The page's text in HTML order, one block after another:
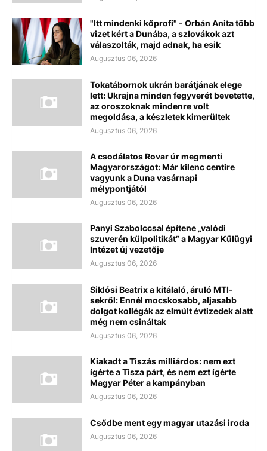
"Itt mindenki kőprofi" - Orbán Anita több
vizet kért a Dunába, a szlovákok azt
válaszolták, majd adnak, ha esik
Augusztus 06, 2026
Tokatábornok ukrán barátjának elege
lett: Ukrajna minden fegyverét bevetette,
az oroszoknak mindenre volt
megoldása, a készletek kimerültek
Augusztus 06, 2026
A csodálatos Rovar úr megmenti
Magyarországot: Már kilenc centire
vagyunk a Duna vasárnapi
mélypontjától
Augusztus 06, 2026
Panyi Szabolccsal építene „valódi
szuverén külpolitikát” a Magyar Külügyi
Intézet új vezetője
Augusztus 06, 2026
Siklósi Beatrix a kitálaló, áruló MTI-
sekről: Ennél mocskosabb, aljasabb
dolgot kollégák az elmúlt évtizedek alatt
még nem csináltak
Augusztus 06, 2026
Kiakadt a Tiszás milliárdos: nem ezt
ígérte a Tisza párt, és nem ezt ígérte
Magyar Péter a kampányban
Augusztus 06, 2026
Csődbe ment egy magyar utazási iroda
Augusztus 06, 2026